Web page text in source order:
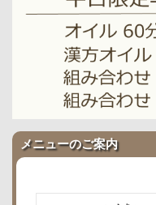
メニューのご案内